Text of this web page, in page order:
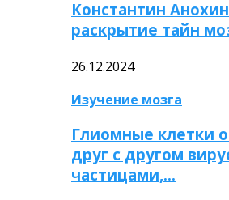
Константин
раскрытие тайн
26.12.2024
Изучение мозга
Глиомные клетки
друг с другом
частицами,…